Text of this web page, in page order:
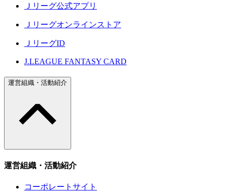
Ｊリーグ公式アプリ
Ｊリーグオンラインストア
ＪリーグID
J.LEAGUE FANTASY CARD
運営組織・活動紹介
運営組織・活動紹介
コーポレートサイト